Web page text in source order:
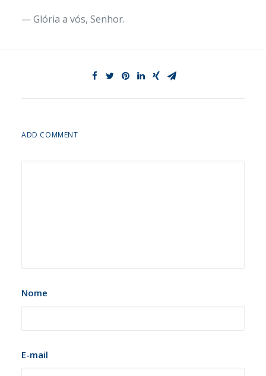
— Glória a vós, Senhor.
ADD COMMENT
Nome
E-mail